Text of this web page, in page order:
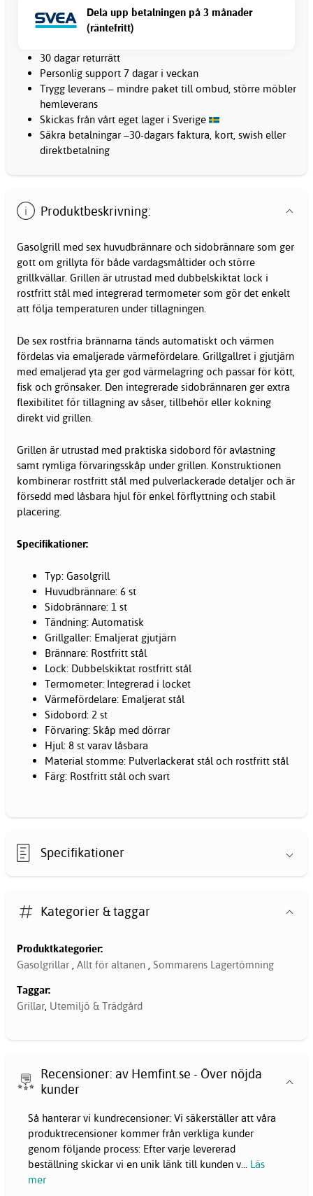
Dela upp betalningen på 3 månader
(räntefritt)
30 dagar returrätt
Personlig support 7 dagar i veckan
Trygg leverans – mindre paket till ombud, större möbler
hemleverans
Skickas från vårt eget lager i Sverige
Säkra betalningar –30-dagars faktura, kort, swish eller
direktbetalning
Produktbeskrivning:
Gasolgrill med sex huvudbrännare och sidobrännare som ger
gott om grillyta för både vardagsmåltider och större
grillkvällar. Grillen är utrustad med dubbelskiktat lock i
rostfritt stål med integrerad termometer som gör det enkelt
att följa temperaturen under tillagningen.
De sex rostfria brännarna tänds automatiskt och värmen
fördelas via emaljerade värmefördelare. Grillgallret i gjutjärn
med emaljerad yta ger god värmelagring och passar för kött,
fisk och grönsaker. Den integrerade sidobrännaren ger extra
flexibilitet för tillagning av såser, tillbehör eller kokning
direkt vid grillen.
Grillen är utrustad med praktiska sidobord för avlastning
samt rymliga förvaringsskåp under grillen. Konstruktionen
kombinerar rostfritt stål med pulverlackerade detaljer och är
försedd med låsbara hjul för enkel förflyttning och stabil
placering.
Specifikationer:
Typ: Gasolgrill
Huvudbrännare: 6 st
Sidobrännare: 1 st
Tändning: Automatisk
Grillgaller: Emaljerat gjutjärn
Brännare: Rostfritt stål
Lock: Dubbelskiktat rostfritt stål
Termometer: Integrerad i locket
Värmefördelare: Emaljerat stål
Sidobord: 2 st
Förvaring: Skåp med dörrar
Hjul: 8 st varav låsbara
Material stomme: Pulverlackerat stål och rostfritt stål
Färg: Rostfritt stål och svart
Specifikationer
Kategorier & taggar
Produktkategorier:
Gasolgrillar , Allt för altanen , Sommarens Lagertömning
Taggar:
Grillar, Utemiljö & Trädgård
Recensioner: av Hemfint.se - Över nöjda
kunder
Så hanterar vi kundrecensioner: Vi säkerställer att våra
produktrecensioner kommer från verkliga kunder
genom följande process: Efter varje levererad
beställning skickar vi en unik länk till kunden v... Läs
mer